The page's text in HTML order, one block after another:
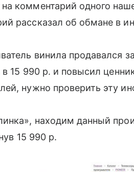
комментарий одного
рассказал об обмане в
винила продавался
в 15 990 р. и повысил
нужно проверить эту
находим данный
15 990 р.